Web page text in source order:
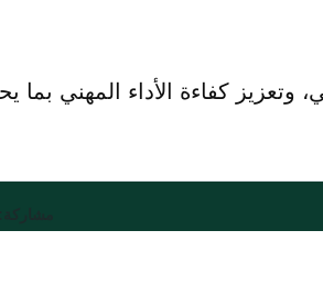
كفاءة الأداء المهني بما